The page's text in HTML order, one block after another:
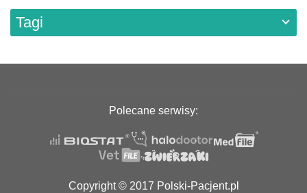
Tagi
Polecane serwisy:
Copyright © 2017 Polski-Pacjent.pl